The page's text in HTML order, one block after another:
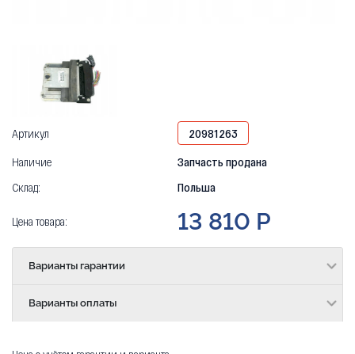
Артикул
20981263
Наличие
Запчасть продана
Склад:
Польша
Цена товара: 13 810 Р
Варианты гарантии
Варианты оплаты